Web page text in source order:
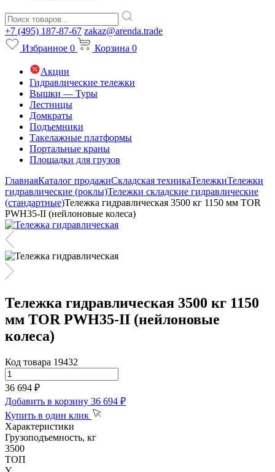
+7 (495) 187-87-67 zakaz@arenda.trade
Избранное 0 Корзина 0
Акции
Гидравлические тележки
Вышки — Туры
Лестницы
Домкраты
Подъемники
Такелажные платформы
Портальные краны
Площадки для грузов
ГлавнаяКаталог продажиСкладская техникаТележкиТележки
гидравлические (роклы)Тележки складские гидравлические
(стандартные)Тележка гидравлическая 3500 кг 1150 мм TOR
PWH35-II (нейлоновые колеса)
Тележка гидравлическая 3500 кг 1150
мм TOR PWH35-II (нейлоновые
колеса)
Код товара 19432
36 694 ₽
Добавить в корзину 36 694 ₽
Купить в один клик
Характеристики
Грузоподъемность, кг
3500
ТОП